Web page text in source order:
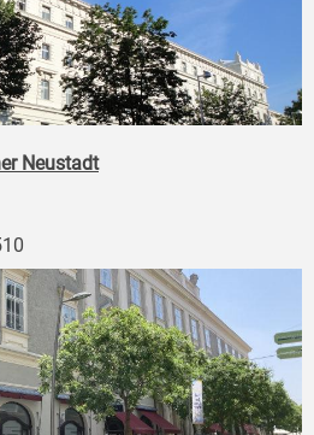
Neustadt